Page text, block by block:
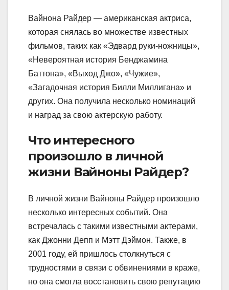
Вайнона Райдер — американская актриса,
которая снялась во множестве известных
фильмов, таких как «Эдвард руки-ножницы»,
«Невероятная история Бенджамина
Баттона», «Выход Джо», «Чужие»,
«Загадочная история Билли Миллигана» и
других. Она получила несколько номинаций
и наград за свою актерскую работу.
Что интересного
произошло в личной
жизни Вайноны Райдер?
В личной жизни Вайноны Райдер произошло
несколько интересных событий. Она
встречалась с такими известными актерами,
как Джонни Депп и Мэтт Дэймон. Также, в
2001 году, ей пришлось столкнуться с
трудностями в связи с обвинениями в краже,
но она смогла восстановить свою репутацию